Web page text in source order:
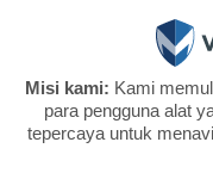
Misi kami: Kami
para pengguna alat
tepercaya untuk